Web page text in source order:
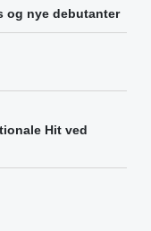
og nye debutanter
Hit ved